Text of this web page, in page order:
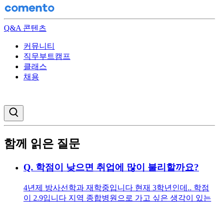
Q&A 콘텐츠
커뮤니티
직무부트캠프
클래스
채용
함께 읽은 질문
Q. 학점이 낮으면 취업에 많이 불리할까요?
4년제 방사선학과 재학중입니다 현재 3학년인데.. 학점
이 2.9입니다 지역 종합병원으로 가고 싶은 생각이 있는